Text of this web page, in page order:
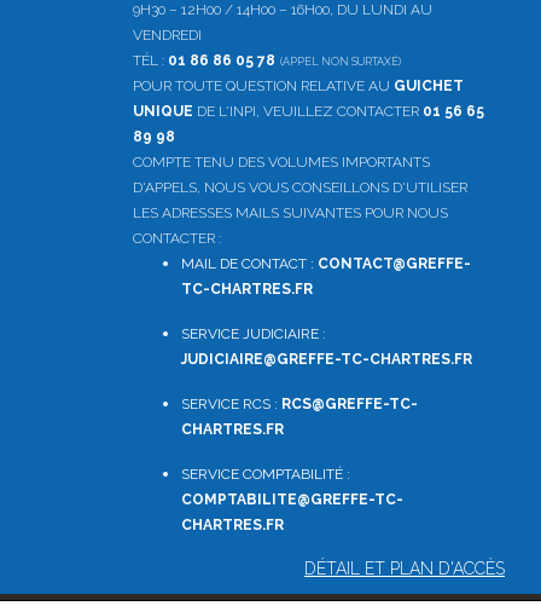
9H30 – 12H00 / 14H00 – 16H00, DU LUNDI AU
VENDREDI
TÉL : 01 86 86 05 78 (APPEL NON SURTAXÉ)
POUR TOUTE QUESTION RELATIVE AU GUICHET
UNIQUE DE L'INPI, VEUILLEZ CONTACTER 01 56 65
89 98
COMPTE TENU DES VOLUMES IMPORTANTS
D'APPELS, NOUS VOUS CONSEILLONS D'UTILISER
LES ADRESSES MAILS SUIVANTES POUR NOUS
CONTACTER :
MAIL DE CONTACT : CONTACT@GREFFE-
TC-CHARTRES.FR
SERVICE JUDICIAIRE :
JUDICIAIRE@GREFFE-TC-CHARTRES.FR
SERVICE RCS : RCS@GREFFE-TC-
CHARTRES.FR
SERVICE COMPTABILITÉ :
COMPTABILITE@GREFFE-TC-
CHARTRES.FR
DÉTAIL ET PLAN D'ACCÈS